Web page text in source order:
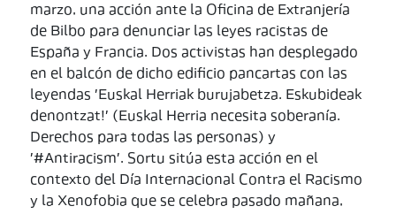
marzo, una acción ante la Oficina de Extranjería
de Bilbo para denunciar las leyes racistas de
España y Francia. Dos activistas han desplegado
en el balcón de dicho edificio pancartas con las
leyendas 'Euskal Herriak burujabetza. Eskubideak
denontzat!' (Euskal Herria necesita soberanía.
Derechos para todas las personas) y
'#Antiracism'. Sortu sitúa esta acción en el
contexto del Día Internacional Contra el Racismo
y la Xenofobia que se celebra pasado mañana,